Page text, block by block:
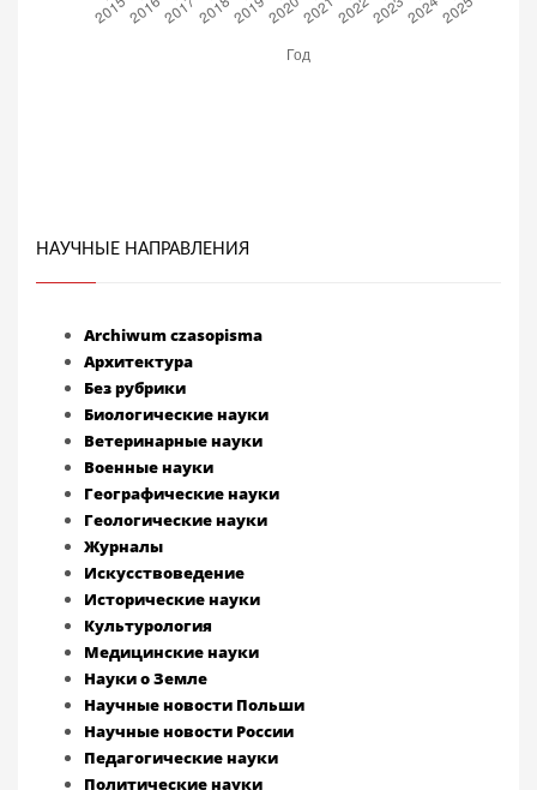
НАУЧНЫЕ НАПРАВЛЕНИЯ
Archiwum czasopisma
Архитектура
Без рубрики
Биологические науки
Ветеринарные науки
Военные науки
Географические науки
Геологические науки
Журналы
Искусствоведение
Исторические науки
Культурология
Медицинские науки
Науки о Земле
Научные новости Польши
Научные новости России
Педагогические науки
Политические науки